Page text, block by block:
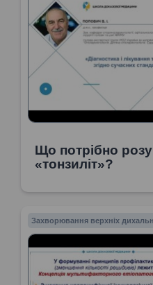
Що потрібно
«тонзиліт»?
Захворювання верхніх